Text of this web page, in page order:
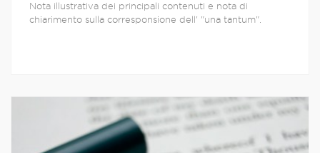
Nota illustrativa dei principali contenuti e nota di
chiarimento sulla corresponsione dell' "una tantum".